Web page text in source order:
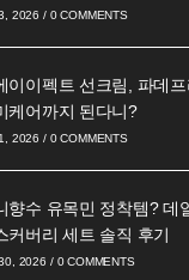
2026 / 0 COMMENTS
이이펙트 선크림, 파데
케어까지 된다니?
2026 / 0 COMMENTS
향수 유목민 정착템? 데
커버리 세트 솔직 후기
2026 / 0 COMMENTS